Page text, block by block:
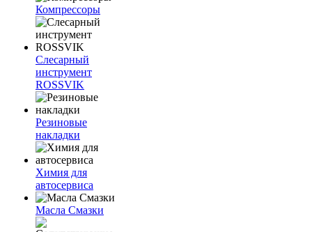
Компрессоры
Слесарный
инструмент
ROSSVIK
Резиновые
накладки
Химия для
автосервиса
Масла Смазки